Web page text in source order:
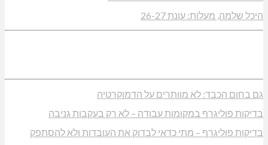
היכל שלמה, מעלות: עונת 26-27
גם בחום הכבד: לא מוותרים על הדמוקרטיה
בדיקות פוליגרף במקומות עבודה – לא רק בעקבות גניבה
בדיקות פוליגרף – מתי כדאי לבדוק את העובדות ולא להסתפק